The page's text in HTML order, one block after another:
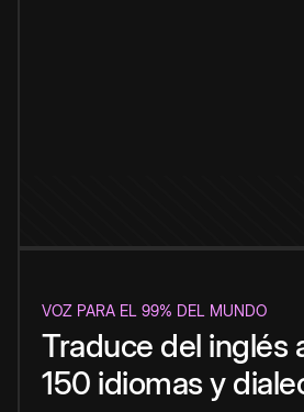
VOZ PARA EL 99% DEL MUNDO
Traduce del inglés
150 idiomas y